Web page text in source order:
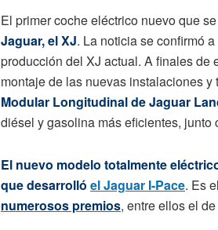
El primer coche eléctrico nuevo que
Jaguar, el XJ. La noticia se confirmó
producción del XJ actual. A finales de
montaje de las nuevas instalaciones
Modular Longitudinal de Jaguar
diésel y gasolina más eficientes,
El nuevo modelo totalmente
que desarrolló el Jaguar I-Pace. Es
numerosos premios, entre ellos el